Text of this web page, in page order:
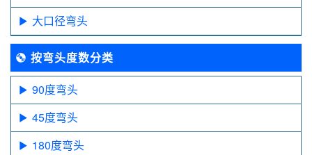
大口径弯头
按弯头度数分类
90度弯头
45度弯头
180度弯头